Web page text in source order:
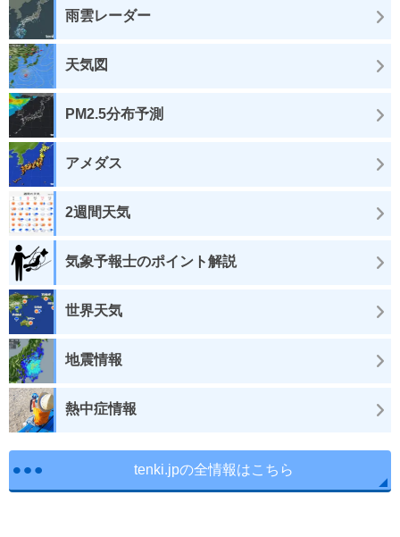
雨雲レーダー
天気図
PM2.5分布予測
アメダス
2週間天気
気象予報士のポイント解説
世界天気
地震情報
熱中症情報
tenki.jpの全情報はこちら